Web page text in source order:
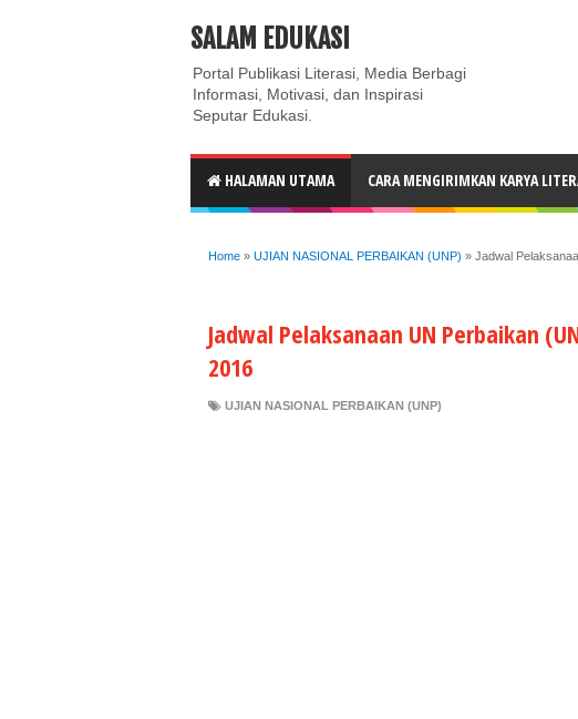
ABOUT CONTACT US
SALAM EDUKASI
Portal Publikasi Literasi, Media Berbagi
Informasi, Motivasi, dan Inspirasi
Seputar Edukasi.
HALAMAN UTAMA CARA MENGIRIMKAN KARYA
Home » UJIAN NASIONAL PERBAIKAN (UNP) » Jadwal
Jadwal Pelaksanaan UN Perbaikan
2016
UJIAN NASIONAL PERBAIKAN (UNP)